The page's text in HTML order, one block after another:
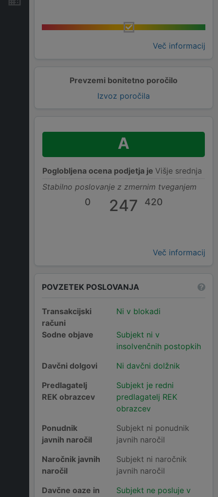
Več informacij
Prevzemi bonitetno poročilo
Izvoz poročila
A
Poglobljena ocena podjetja je Višje srednja
Stabilno poslovanje z zmernim tveganjem
0 247 420
Več informacij
POVZETEK POSLOVANJA
Transakcijski
računi
Ni v blokadi
Sodne objave
Subjekt ni v
insolvenčnih postopkih
Davčni dolgovi
Ni davčni dolžnik
Predlagatelj
REK obrazcev
Subjekt je redni
predlagatelj REK
obrazcev
Ponudnik
javnih naročil
Subjekt ni ponudnik
javnih naročil
Naročnik javnih
naročil
Subjekt ni naročnik
javnih naročil
Davčne oaze in
Subjekt ne posluje v